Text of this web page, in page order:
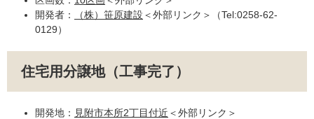
開発者：
（株）笹原建設 ＜外部リンク＞
（Tel:0258-62-
0129）
住宅用分譲地（工事完了）
開発地： 見附市本所2丁目付近 ＜外部リンク＞